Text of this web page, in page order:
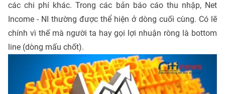
các chi phí khác. Trong các bản báo cáo thu nhập, Net
Income - NI thường được thể hiện ở dòng cuối cùng. Có lẽ
chính vì thế mà người ta hay gọi lợi nhuận ròng là bottom
line (dòng mấu chốt).